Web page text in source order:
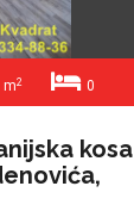
m2 0
kosa